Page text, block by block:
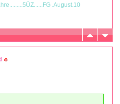
.August.10